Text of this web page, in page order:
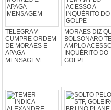
TELEGRAM
CUMPRE ORDEM
DE MORAES E
APAGA
MENSAGEM
MORAES DIZ
BOLSONARO
AMPLO
INQUÉRITO DO
GOLPE